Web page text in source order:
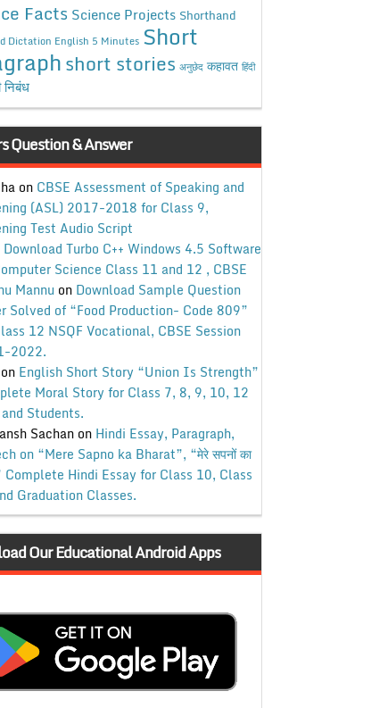
Facts Science Projects Shorthand
Dictation English 5 Minutes Short
short stories अनुछेद कहावत हिंदी
निबंध
Question & Answer
on CBSE Assessment of Speaking and
(ASL) 2017-2018 for Class 9,
Test Audio Script
Download Turbo C++ Windows 4.5 Software
Science Class 11 and 12 , CBSE
Mannu on Download Sample Question
Solved of “Food Production- Code 809”
12 NSQF Vocational, CBSE Session
2022.
English Short Story “Union Is Strength”
Moral Story for Class 7, 8, 9, 10, 12
Students.
Sachanon Hindi Essay, Paragraph,
on “Mere Sapno ka Bharat”, “मेरे सपनों का
Complete Hindi Essay for Class 10, Class
Graduation Classes.
Our Educational Android Apps